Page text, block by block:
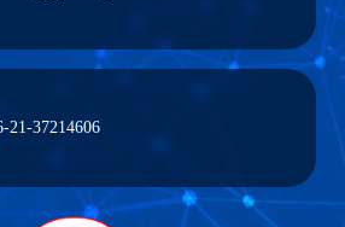
21-37214606